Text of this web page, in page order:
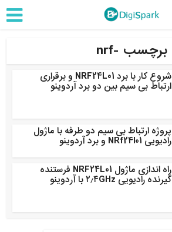
برچسب -nrf
شروع کار با برد NRF24L01 و برقراری
ارتباط بی سیم بین دو برد آردوینو
پروژه ارتباط بی سیم دو طرفه با ماژول
رادیویی NRf24l01 و برد آردوینو
راه اندازی ماژول NRF24L01 فرستنده
گیرنده رادیویی ۲٫۴GHz با آردوینو